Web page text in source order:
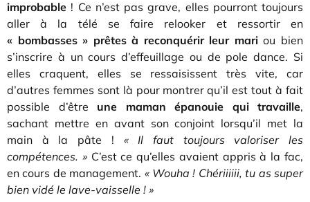
improbable ! Ce n’est pas grave, elles pourront toujours
aller à la télé se faire relooker et ressortir en
« bombasses » prêtes à reconquérir leur mariou bien
s’inscrire à un cours d’effeuillage ou de pole dance. Si
elles craquent, elles se ressaisissent très vite, car
d’autres femmes sont là pour montrer qu’il est tout à fait
possible d’être une maman épanouie qui travaille,
sachant mettre en avant son conjoint lorsqu’il met la
main à la pâte ! « Il faut toujours valoriser les
compétences. »C’est ce qu’elles avaient appris à la fac,
en cours de management. « Wouha ! Chériiiiii, tu as super
bien vidé le lave-vaisselle ! »